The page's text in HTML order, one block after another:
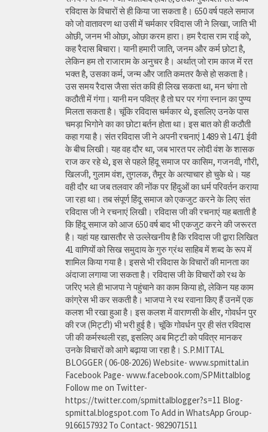
रविदास के विचारों से ही किया जा सकता है। 650 वर्ष पहले समाज
को जो वातावरण था उसी में चर्मकार रविदास जी ने लिखा, जाति भी
ओछी, जनम भी ओछा, ओछा करम हारा। हम रैदास राम राई को,
कह रैदास बिचारा। यानी हमारी जाति, जनम और कर्म छोटा है,
लेकिन हम तो राजाराम के अनुचर है। अर्थात् जो राम काज में रत
भक्त है, उसका कर्म, जन्म और जाति कमतर कैसे हो सकता है।
उस समय रैदास जैसा संत कवि ही लिख सकता था, मन चंगा तो
कठौती में गंगा। यानी मन पवित्र है तो घर पर गंगा स्नान का पुण्य
मिलता सकता है। चूंकि रविदास चर्मकार थे, इसलिए उनके पास
चमड़ा भिगोने का का छोटा बर्तन होता था। इस बात को ही कठौती
कहा गया है। संत रविदास जी ने अपनी रचनाएं 1489 से 1471 ईवी
के बीच लिखी। यह वह दौर था, जब भारत पर लोदी वंश के शासक
राज कर रहे थे, इस से पहले हिंदू समाज पर कासिम, गजनवी, गौरी,
खिलजी, गुलाम वंश, तुगलक, तैमूर के अत्याचार हो चुके थे। यह
वही दौर था जब तलवार की नोंक पर हिंदुओं का धर्म परिवर्तन कराया
जा रहा था। तब संपूर्ण हिंदू समाज को एकजुट करने के लिए संत
रविदास जी ने रचनाएं लिखी। रविदास जी की रचनाएं यह बताती है
कि हिंदू समाज को आज 650 वर्ष बाद भी एकजुट करने की जरूरत
है। यहां यह खासतौर से उल्लेखनीय है कि रविदास जी द्वारा लिखित
41 वाणियोंं को सिख समुदाय के गुरु ग्रंथ साहिब में शब्द के रूप में
शामिल किया गया है। इससे भी रविदास के विचारों की मानता का
अंदाजा लगाया जा सकता है। रविदास जी के विचारों को रथ के
जरिए भले ही भाजपा ने पहुंचाने का काम किया हो, लेकिन यह काम
कांग्रेस भी कर सकती है। भाजपा ने रथ रवाना किए हैं उनमें एक
कलश भी रखा हुआ है। इस कलश में वाराणसी के क्षीर, गोवर्धन पुर
की रज (मिट्टी) भी भरी हुई है। चूंकि गोवर्धन पुर ही संत रविदास
जी की कर्मस्थली रहा, इसलिए अब मिट्टी को पवित्र मानकर
उनके विचारों को आगे बढ़ाया जा रहा है। S.P.MITTAL
BLOGGER ( 06-08-2026) Website- www.spmittal.in
Facebook Page- www.facebook.com/SPMittalblog
Follow me on Twitter-
https://twitter.com/spmittalblogger?s=11 Blog-
spmittal.blogspot.com To Add in WhatsApp Group-
9166157932 To Contact- 9829071511